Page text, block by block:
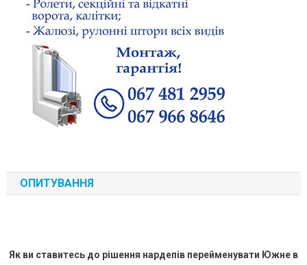
ОПИТУВАННЯ
Як ви ставитесь до рішення нардепів перейменувати Южне в